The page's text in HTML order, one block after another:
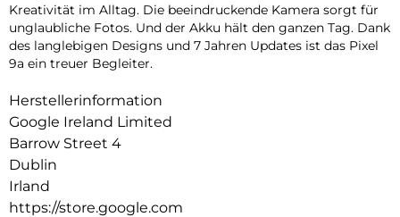
Kreativität im Alltag. Die beeindruckende Kamera sorgt für
unglaubliche Fotos. Und der Akku hält den ganzen Tag. Dank
des langlebigen Designs und 7 Jahren Updates ist das Pixel
9a ein treuer Begleiter.
Herstellerinformation
Google Ireland Limited
Barrow Street 4
Dublin
Irland
https://store.google.com